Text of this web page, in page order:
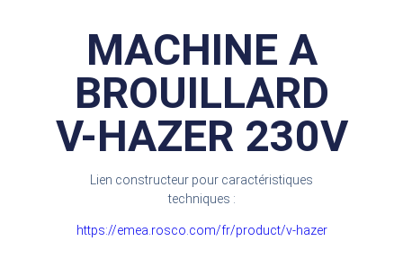
MACHINE A
BROUILLARD
V-HAZER 230V
Lien constructeur pour caractéristiques
techniques :
https://emea.rosco.com/fr/product/v-hazer